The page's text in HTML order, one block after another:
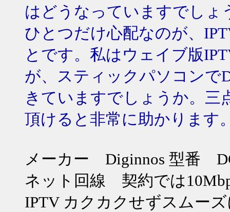
はどうなっていますでしょ
ひとつだけ心配なのが、
とです。私はウェイブ版
が、スティックパソコンで
きていますでしょうか。三
頂けると非常に助かります
メーカー Diginnos 型番
ネット回線 契約では
IPTV カクカクせずスムー